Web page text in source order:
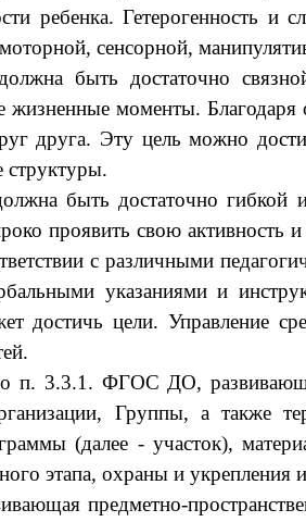
ребенка. Гетерогенность и
сенсорной,
быть достаточно
жизненные моменты. Благодаря
друга. Эту цель можно
структуры.
быть достаточно гибкой
проявить свою активность
с различными
указаниями и
достичь цели. Управление
п. 3.3.1. ФГОС ДО, развивающая
Группы, а также
(далее - участок),
этапа, охраны и укрепления
предметно-